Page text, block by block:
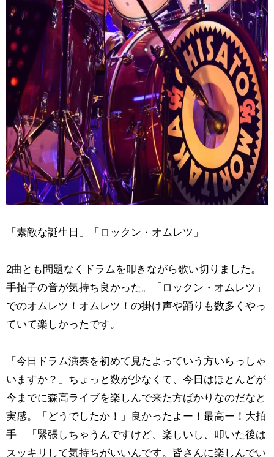
「素敵な誕生日」「ロックン・オムレツ」
2曲とも問題なくドラムを叩きながら歌い切りました。
手拍子の音が気持ち良かった。「ロックン・オムレツ」
でのオムレツ！オムレツ！の掛け声や踊りも数多くやっ
ていて楽しかったです。
「今日ドラム演奏を初めて見たよっていう方いらっしゃ
いますか？」ちょっと数が少なくて、今日はほとんどが
今までに森高ライブを楽しんで来た方ばかりなのだなと
実感。「どうでしたか！」良かったよー！最高ー！大拍
手 「緊張しちゃうんですけど、楽しいし、叩いた後は
スッキリして気持ちがいいんです。皆さんに楽しんでい